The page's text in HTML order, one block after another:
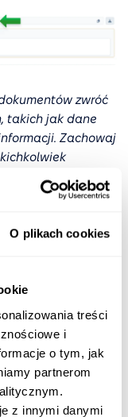
O plikach cookies
treści
i
o tym, jak
partnerom
z innymi danymi
zwróć
takich jak dane
Zachowaj
wzorca w celu
o